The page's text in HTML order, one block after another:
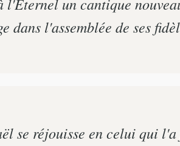
dans l'assemblée de ses
se réjouisse en celui qui l'a